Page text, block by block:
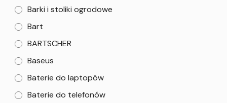
Barki i stoliki ogrodowe
Bart
BARTSCHER
Baseus
Baterie do laptopów
Baterie do telefonów